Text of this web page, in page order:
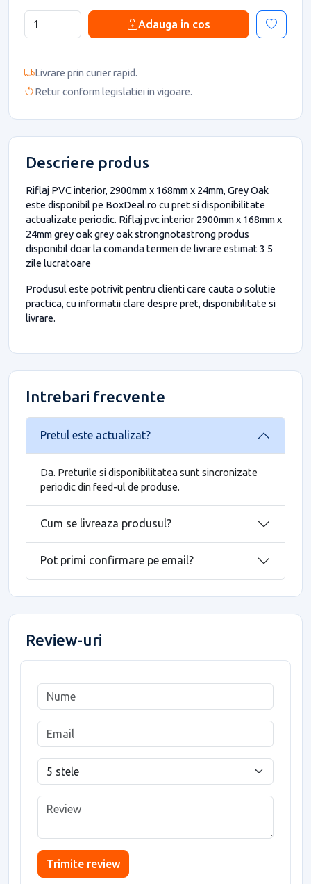
Adauga in cos
Livrare prin curier rapid.
Retur conform legislatiei in vigoare.
Descriere produs
Riflaj PVC interior, 2900mm x 168mm x 24mm, Grey Oak
este disponibil pe BoxDeal.ro cu pret si disponibilitate
actualizate periodic. Riflaj pvc interior 2900mm x 168mm x
24mm grey oak grey oak strongnotastrong produs
disponibil doar la comanda termen de livrare estimat 3 5
zile lucratoare
Produsul este potrivit pentru clienti care cauta o solutie
practica, cu informatii clare despre pret, disponibilitate si
livrare.
Intrebari frecvente
Pretul este actualizat?
Da. Preturile si disponibilitatea sunt sincronizate
periodic din feed-ul de produse.
Cum se livreaza produsul?
Pot primi confirmare pe email?
Review-uri
Trimite review